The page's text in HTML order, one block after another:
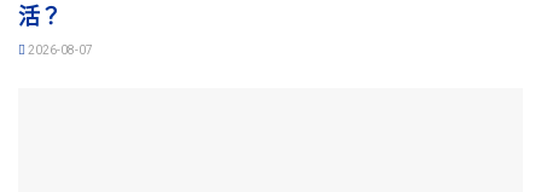
活？
2026-08-07